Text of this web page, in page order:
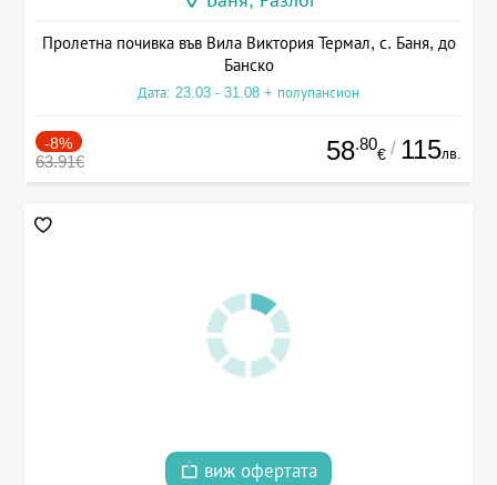
Пролетна почивка във Вила Виктория Термал, с. Баня, до
Банско
Дата: 23.03 - 31.08 + полупансион
-8%
63.91€ 58.80
€ / 115лв.
виж офертата